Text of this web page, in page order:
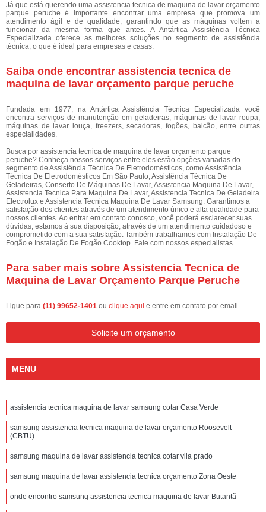
Já que está querendo uma assistencia tecnica de maquina de lavar orçamento
parque peruche é importante encontrar uma empresa que promova um
atendimento ágil e de qualidade, garantindo que as máquinas voltem a
funcionar da mesma forma que antes. A Antártica Assistência Técnica
Especializada oferece as melhores soluções no segmento de assistência
técnica, o que é ideal para empresas e casas.
Saiba onde encontrar assistencia tecnica de
maquina de lavar orçamento parque peruche
Fundada em 1977, na Antártica Assistência Técnica Especializada você
encontra serviços de manutenção em geladeiras, máquinas de lavar roupa,
máquinas de lavar louça, freezers, secadoras, fogões, balcão, entre outras
especialidades.
Busca por assistencia tecnica de maquina de lavar orçamento parque
peruche? Conheça nossos serviços entre eles estão opções variadas do
segmento de Assistência Técnica De Eletrodomésticos, como Assistência
Técnica De Eletrodomésticos Em São Paulo, Assistência Técnica De
Geladeiras, Conserto De Máquinas De Lavar, Assistencia Maquina De Lavar,
Assistencia Tecnica Para Maquina De Lavar, Assistencia Tecnica De Geladeira
Electrolux e Assistencia Tecnica Maquina De Lavar Samsung. Garantimos a
satisfação dos clientes através de um atendimento único e alta qualidade para
nossos clientes. Ao entrar em contato conosco, você poderá esclarecer suas
dúvidas, estamos à sua disposição, através de um atendimento cuidadoso e
comprometido com a sua satisfação. Também trabalhamos com Instalação De
Fogão e Instalação De Fogão Cooktop. Fale com nossos especialistas.
Para saber mais sobre Assistencia Tecnica de
Maquina de Lavar Orçamento Parque Peruche
Ligue para (11) 99652-1401 ou clique aqui e entre em contato por email.
Solicite um orçamento
MENU
assistencia tecnica maquina de lavar samsung cotar Casa Verde
samsung assistencia tecnica maquina de lavar orçamento Roosevelt
(CBTU)
samsung maquina de lavar assistencia tecnica cotar vila prado
samsung maquina de lavar assistencia tecnica orçamento Zona Oeste
onde encontro samsung assistencia tecnica maquina de lavar Butantã